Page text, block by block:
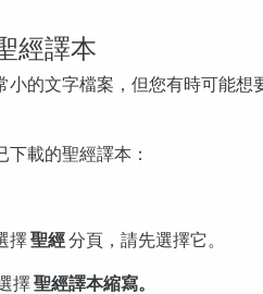
經譯本
小的文字檔案，但您有時可能想
載的聖經譯本：
擇聖經分頁，請先選擇它。
擇聖經譯本縮寫。